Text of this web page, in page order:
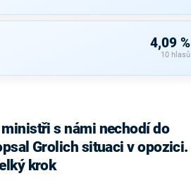
4,09 %
10 hlasů
s námi nechodí do
Grolich situaci v opozici.
krok